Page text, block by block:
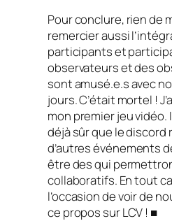
Pour conclure, rien de
remercier aussi
participants et
observateurs et des
sont amusé.e.s avec
jours. C’était mortel !
mon premier jeu vidéo.
déjà sûr que le discord
d’autres événements
être des qui
collaboratifs. En tout
l’occasion de voir de
ce propos sur LCV ! ■